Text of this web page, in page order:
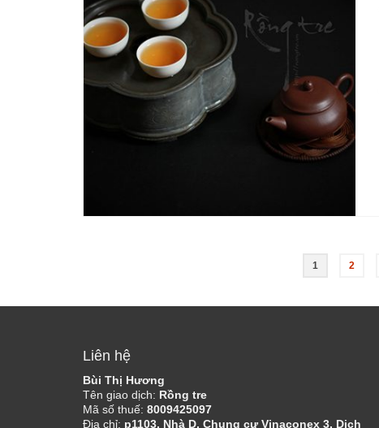
1 2
Liên hệ
Bùi Thị Hương
Tên giao dịch: Rồng tre
Mã số thuế: 8009425097
Địa chỉ: p1103, Nhà D, Chung cư Vinaconex 3, Dịch